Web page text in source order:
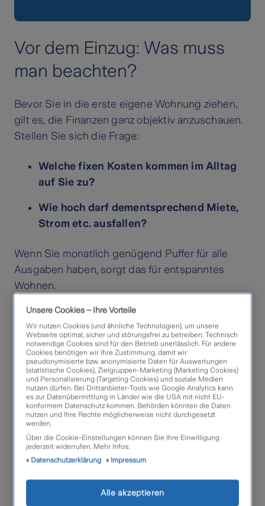
Vor dem Einzug: Was muss
man beachten?
Bevor Sie in die erste eigene Wohnung ziehen,
gilt es, die Finanzen ganz objektiv anzuschauen.
Stellen Sie sich die Frage:
Welche fixen Kosten kommen im Alltag
auf Sie zu?
Wie hoch darf dementsprechend Miete,
Strom etc. ausfallen?
Wenn Sie monatlich genügend Puffer für alle
Ausgaben haben, sorgt das für entspanntes
Wohnen.
Finanzielle Planung
Die folgenden Punkte helfen Ihnen dabei, bei
Ihren Ausgaben realistisch zu bleiben und Ihr
Budget im Blick zu behalten:
Neben der Miete kommen regelmäßige
Ausgaben für Strom, Heizung, Internet,
Handy, Versicherungen und den ORF-
Beitrag hinzu.
Unsere Cookies – Ihre Vorteile
Wir nutzen Cookies (und ähnliche Technologien), um unsere
Webseite optimal, sicher und störungsfrei zu betreiben. Technisch
notwendige Cookies sind für den Betrieb unerlässlich. Für andere
Cookies benötigen wir Ihre Zustimmung, damit wir
pseudonymisierte bzw. anonymisierte Daten für Auswertungen
(statistische Cookies), Zielgruppen-Marketing (Marketing Cookies)
und Personalisierung (Targeting Cookies) und soziale Medien
nutzen dürfen. Bei Drittanbieter-Tools wie Google Analytics kann
es zur Datenübermittlung in Länder wie die USA mit nicht EU-
konformem Datenschutz kommen. Behörden könnten die Daten
nutzen und Ihre Rechte möglicherweise nicht durchgesetzt
werden.
Über die Cookie-Einstellungen können Sie Ihre Einwilligung
jederzeit widerrufen. Mehr Infos:
Datenschutzerklärung
Impressum
Alle akzeptieren